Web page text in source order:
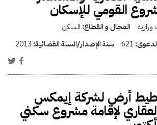
القومي للإسكان
وزارية المجال و القطاع: السكن
621 سنة الإصدار/السنة القضائية: 2013
أرض لشركة إيمكس
لإقامة مشروع سكني